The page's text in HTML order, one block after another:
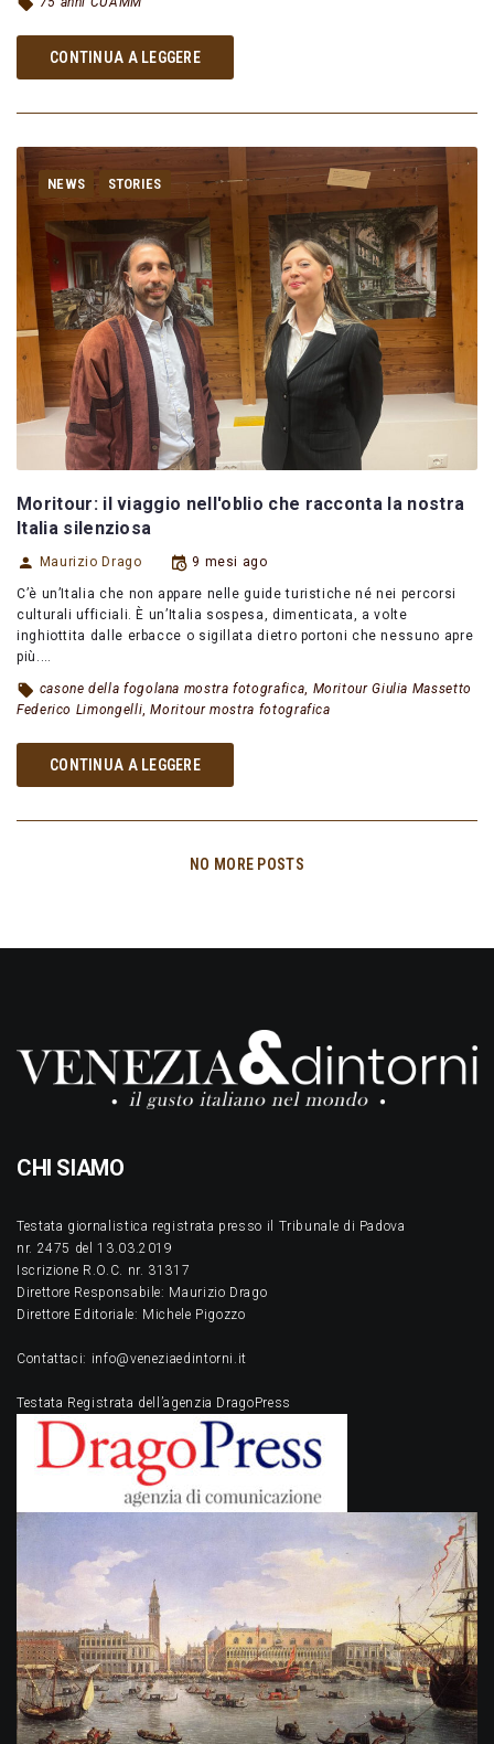
CONTINUA A LEGGERE
NEWS STORIES
Moritour: il viaggio nell'oblio che racconta la nostra
Italia silenziosa
Maurizio Drago 9 mesi ago
C’è un’Italia che non appare nelle guide turistiche né nei percorsi
culturali ufficiali. È un’Italia sospesa, dimenticata, a volte
inghiottita dalle erbacce o sigillata dietro portoni che nessuno apre
più.…
casone della fogolana mostra fotografica, Moritour Giulia Massetto
Federico Limongelli,Moritour mostra fotografica
CONTINUA A LEGGERE
NO MORE POSTS
CHI SIAMO
Testata giornalistica registrata presso il Tribunale di Padova
nr. 2475 del 13.03.2019
Iscrizione R.O.C. nr. 31317
Direttore Responsabile: Maurizio Drago
Direttore Editoriale: Michele Pigozzo
Contattaci: info@veneziaedintorni.it
Testata Registrata dell’agenzia DragoPress